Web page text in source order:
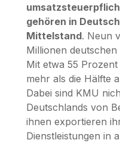
gehören in
Mittelstand. Neun
Millionen
Mit etwa 55
mehr als die Hälfte
Dabei sind KMU
Deutschlands von
ihnen exportieren
Dienstleistungen in